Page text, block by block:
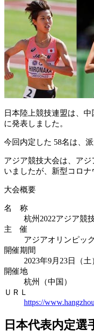
日本陸上競技連盟は、
に発表しました。
今回内定した 58名は、
アジア競技大会は、ア
いましたが、新型コロ
大会概要
名 称
杭州2022アジア競
主 催
アジアオリンピッ
開催期間
2023年9月23日（
開催地
杭州（中国）
ＵＲＬ
https://
日本代表内定選